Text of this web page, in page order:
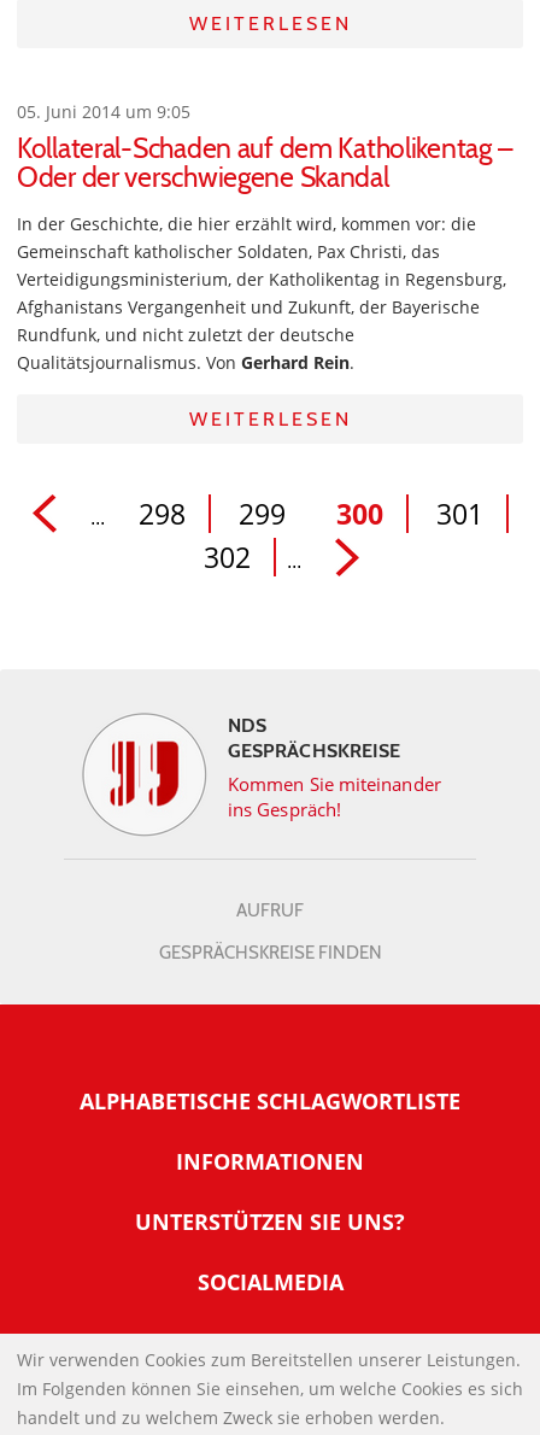
WEITERLESEN
05. Juni 2014 um 9:05
Kollateral-Schaden auf dem Katholikentag –
Oder der verschwiegene Skandal
In der Geschichte, die hier erzählt wird, kommen vor: die
Gemeinschaft katholischer Soldaten, Pax Christi, das
Verteidigungsministerium, der Katholikentag in Regensburg,
Afghanistans Vergangenheit und Zukunft, der Bayerische
Rundfunk, und nicht zuletzt der deutsche
Qualitätsjournalismus. Von Gerhard Rein.
WEITERLESEN
... 298 299 300
301
302
...
NDS
GESPRÄCHSKREISE
Kommen Sie miteinander
ins Gespräch!
AUFRUF
GESPRÄCHSKREISE FINDEN
ALPHABETISCHE SCHLAGWORTLISTE
INFORMATIONEN
Warum NachDenkSeiten
Tipps zur Nutzung der NachDenkSeiten
Banner und E-Mail-Signaturen
Links
Kontakt
UNTERSTÜTZEN SIE UNS?
Werden Sie Fördermitglied
Spenden Sie Online
SOCIALMEDIA
IMPRESSUM
DATENSCHUTZERKLÄRUNG
Wir verwenden Cookies zum Bereitstellen unserer Leistungen.
Im Folgenden können Sie einsehen, um welche Cookies es sich
handelt und zu welchem Zweck sie erhoben werden.